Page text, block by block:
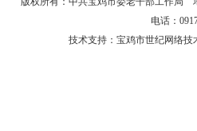
电话：
技术支持：宝鸡市世纪网络技术